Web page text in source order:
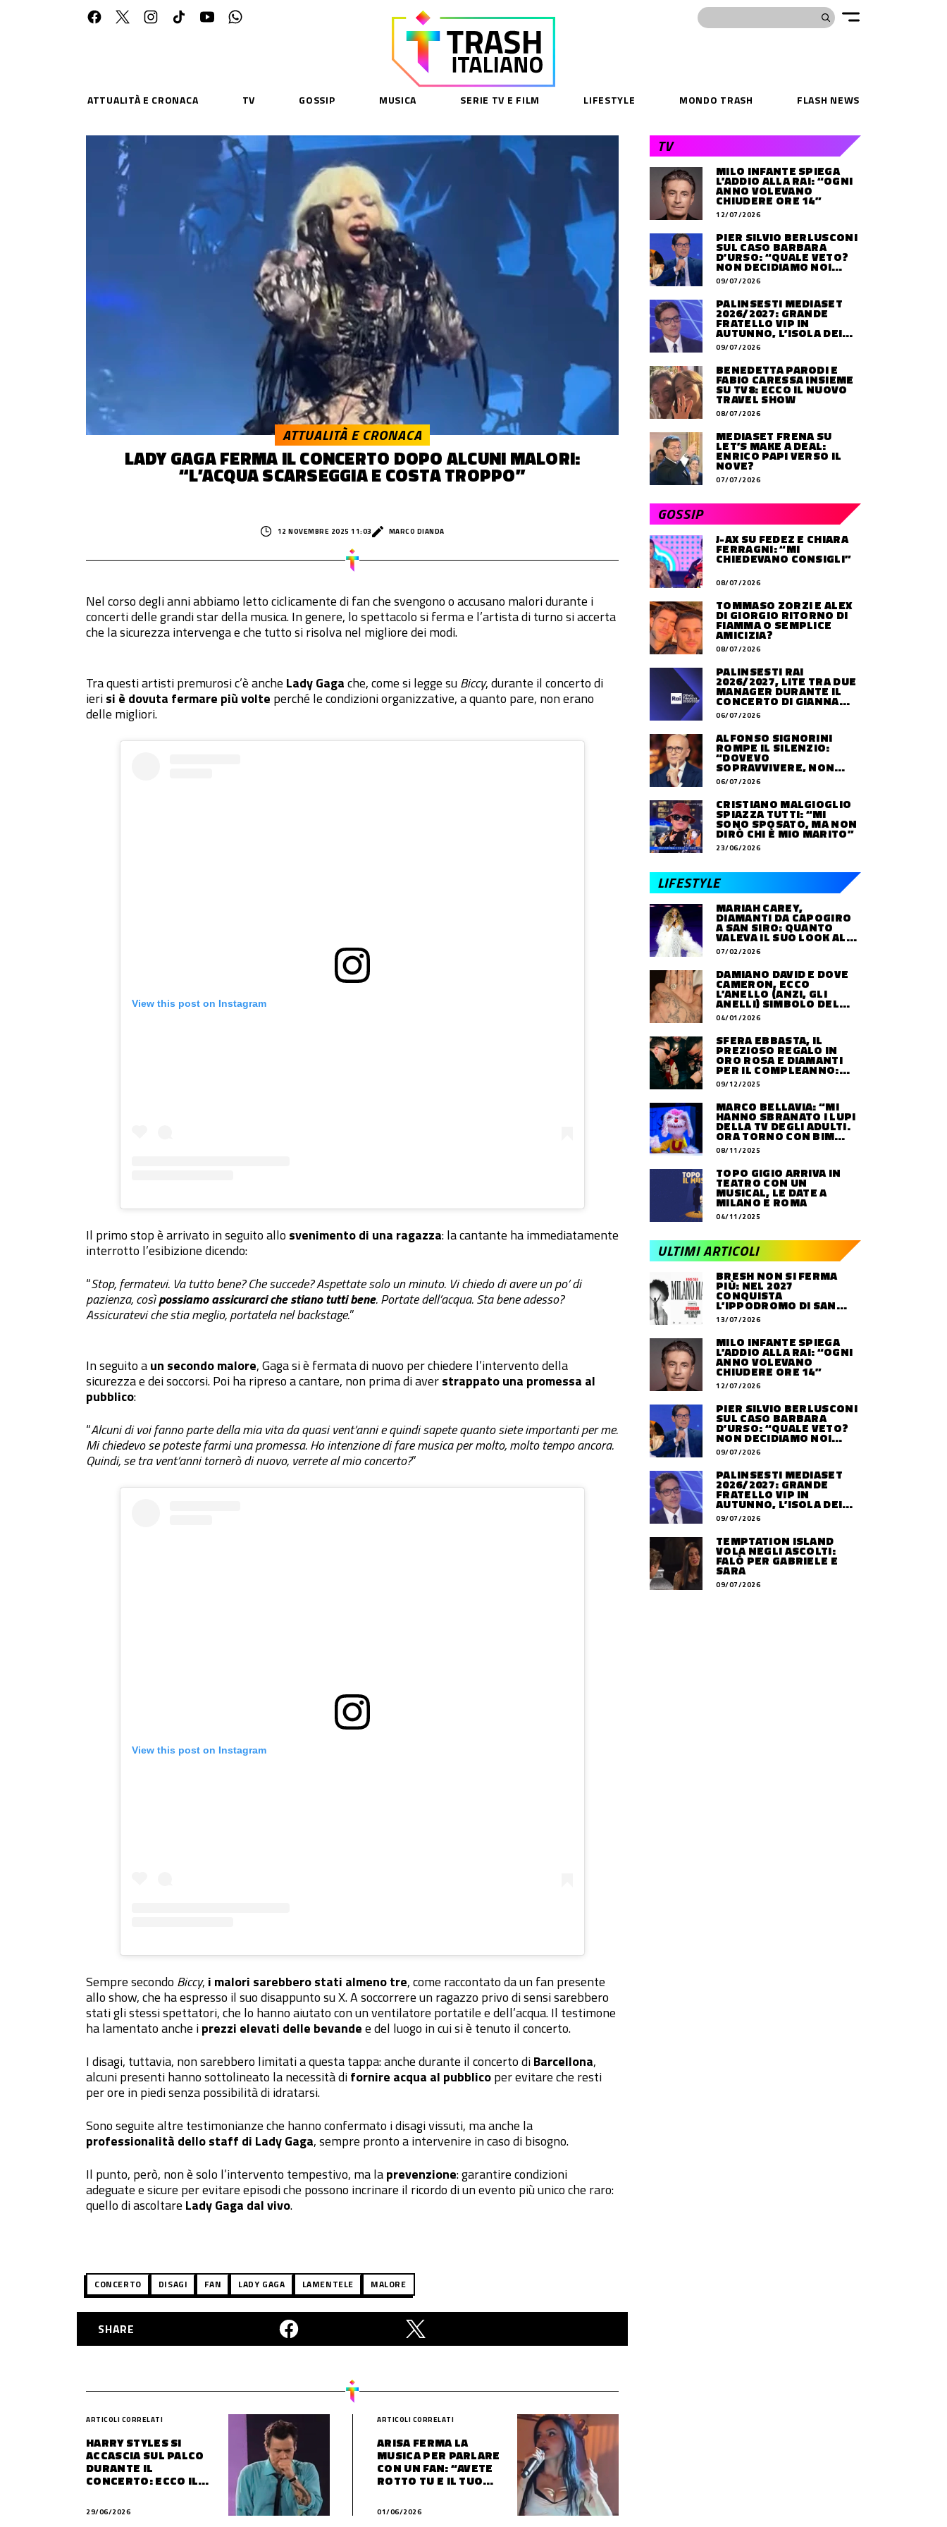
ESPLORA
Contatti
RISORSE
Privacy Policy
Policy Contenuti
CONNETTITI
- Tutti i diritti riservati.
C.F./P.IVA 15477041006 - Capitale sociale €10.000,00 i.v.
ATTUALITÀ E CRONACA TV GOSSIP MUSICA SERIE TV E FILM LIFESTYLE MONDO TRASH FLASH NEWS
LADY GAGA FERMA IL CONCERTO DOPO ALCUNI MALORI:
“L’ACQUA SCARSEGGIA E COSTA TROPPO”
ATTUALITÀ E CRONACA
12 NOVEMBRE 2025 11:03 MARCO DIANDA
Nel corso degli anni abbiamo letto ciclicamente di fan che svengono o accusano malori durante i
concerti delle grandi star della musica. In genere, lo spettacolo si ferma e l’artista di turno si accerta
che la sicurezza intervenga e che tutto si risolva nel migliore dei modi.
Tra questi artisti premurosi c’è anche Lady Gagache, come si legge suBiccy, durante il concerto di
ierisi è dovuta fermare più volte perché le condizioni organizzative, a quanto pare, non erano
delle migliori.
View this post on Instagram
Il primo stop è arrivato in seguito allo svenimento di una ragazza: la cantante ha immediatamente
interrotto l’esibizione dicendo:
“Stop, fermatevi. Va tutto bene? Che succede? Aspettate solo un minuto. Vi chiedo di avere un po’ di
pazienza, cosìpossiamo assicurarci che stiano tutti bene. Portate dell’acqua. Sta bene adesso?
Assicuratevi che stia meglio, portatela nel backstage.”
In seguito aun secondo malore, Gaga si è fermata di nuovo per chiedere l’intervento della
sicurezza e dei soccorsi. Poi ha ripreso a cantare, non prima di averstrappato una promessa al
pubblico:
“Alcuni di voi fanno parte della mia vita da quasi vent’anni e quindi sapete quanto siete importanti per me.
Mi chiedevo se poteste farmi una promessa. Ho intenzione di fare musica per molto, molto tempo ancora.
Quindi, se tra vent’anni tornerò di nuovo, verrete al mio concerto?”
View this post on Instagram
Sempre secondo Biccy, i malori sarebbero stati almeno tre, come raccontato da un fan presente
allo show, che ha espresso il suo disappunto su X. A soccorrere un ragazzo privo di sensi sarebbero
stati gli stessi spettatori, che lo hanno aiutato con un ventilatore portatile e dell’acqua. Il testimone
ha lamentato anche iprezzi elevati delle bevandee del luogo in cui si è tenuto il concerto.
I disagi, tuttavia, non sarebbero limitati a questa tappa: anche durante il concerto diBarcellona,
alcuni presenti hanno sottolineato la necessità difornire acqua al pubblicoper evitare che resti
per ore in piedi senza possibilità di idratarsi.
Sono seguite altre testimonianze che hanno confermato i disagi vissuti, ma anche la
professionalità dello staff di Lady Gaga, sempre pronto a intervenire in caso di bisogno.
Il punto, però, non è solo l’intervento tempestivo, ma laprevenzione: garantire condizioni
adeguate e sicure per evitare episodi che possono incrinare il ricordo di un evento più unico che raro:
quello di ascoltare Lady Gaga dal vivo.
CONCERTO DISAGI FAN LADY GAGA LAMENTELE MALORE
SHARE
ARTICOLI CORRELATI
HARRY STYLES SI
ACCASCIA SUL PALCO
DURANTE IL
CONCERTO: ECCO IL
29/06/2026
ARTICOLI CORRELATI
ARISA FERMA LA
MUSICA PER PARLARE
CON UN FAN: “AVETE
ROTTO TU E IL TUO
01/06/2026
TV
MILO INFANTE SPIEGA
L’ADDIO ALLA RAI: “OGNI
ANNO VOLEVANO
CHIUDERE ORE 14”
12/07/2026
PIER SILVIO BERLUSCONI
SUL CASO BARBARA
D’URSO: “QUALE VETO?
NON DECIDIAMO NOI
DOVE LAVORERÀ”
09/07/2026
PALINSESTI MEDIASET
2026/2027: GRANDE
FRATELLO VIP IN
AUTUNNO, L’ISOLA DEI
FAMOSI SLITTA AL 2027
09/07/2026
BENEDETTA PARODI E
FABIO CARESSA INSIEME
SU TV8: ECCO IL NUOVO
TRAVEL SHOW
08/07/2026
MEDIASET FRENA SU
LET’S MAKE A DEAL:
ENRICO PAPI VERSO IL
NOVE?
07/07/2026
GOSSIP
J-AX SU FEDEZ E CHIARA
FERRAGNI: “MI
CHIEDEVANO CONSIGLI”
08/07/2026
TOMMASO ZORZI E ALEX
DI GIORGIO RITORNO DI
FIAMMA O SEMPLICE
AMICIZIA?
08/07/2026
PALINSESTI RAI
2026/2027, LITE TRA DUE
MANAGER DURANTE IL
CONCERTO DI GIANNA
NANNINI
06/07/2026
ALFONSO SIGNORINI
ROMPE IL SILENZIO:
“DOVEVO
SOPRAVVIVERE, NON
VIVERE”
06/07/2026
CRISTIANO MALGIOGLIO
SPIAZZA TUTTI: “MI
SONO SPOSATO, MA NON
DIRÒ CHI È MIO MARITO”
23/06/2026
LIFESTYLE
MARIAH CAREY,
DIAMANTI DA CAPOGIRO
A SAN SIRO: QUANTO
VALEVA IL SUO LOOK ALLE
OLIMPIADI
07/02/2026
DAMIANO DAVID E DOVE
CAMERON, ECCO
L’ANELLO (ANZI, GLI
ANELLI) SIMBOLO DEL
LORO AMORE
04/01/2026
SFERA EBBASTA, IL
PREZIOSO REGALO IN
ORO ROSA E DIAMANTI
PER IL COMPLEANNO:
QUANTO VALE
09/12/2025
MARCO BELLAVIA: “MI
HANNO SBRANATO I LUPI
DELLA TV DEGLI ADULTI.
ORA TORNO CON BIM
BUM BAM PARTY”
08/11/2025
TOPO GIGIO ARRIVA IN
TEATRO CON UN
MUSICAL, LE DATE A
MILANO E ROMA
04/11/2025
ULTIMI ARTICOLI
BRESH NON SI FERMA
PIÙ: NEL 2027
CONQUISTA
L’IPPODROMO DI SAN
SIRO CON “MILANO
MAREA”
13/07/2026
MILO INFANTE SPIEGA
L’ADDIO ALLA RAI: “OGNI
ANNO VOLEVANO
CHIUDERE ORE 14”
12/07/2026
PIER SILVIO BERLUSCONI
SUL CASO BARBARA
D’URSO: “QUALE VETO?
NON DECIDIAMO NOI
DOVE LAVORERÀ”
09/07/2026
PALINSESTI MEDIASET
2026/2027: GRANDE
FRATELLO VIP IN
AUTUNNO, L’ISOLA DEI
FAMOSI SLITTA AL 2027
09/07/2026
TEMPTATION ISLAND
VOLA NEGLI ASCOLTI:
FALÒ PER GABRIELE E
SARA
09/07/2026